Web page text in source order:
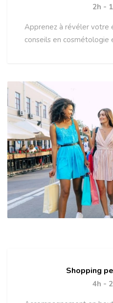
2h -
Apprenez à révéler votre
conseils en cosmétologie
Shopping
4h -